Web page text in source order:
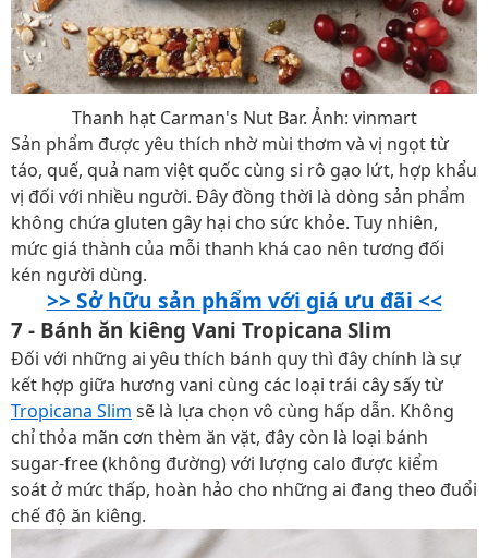
Thanh hạt Carman's Nut Bar. Ảnh: vinmart
Sản phẩm được yêu thích nhờ mùi thơm và vị ngọt từ
táo, quế, quả nam việt quốc cùng si rô gạo lứt, hợp khẩu
vị đối với nhiều người. Đây đồng thời là dòng sản phẩm
không chứa gluten gây hại cho sức khỏe. Tuy nhiên,
mức giá thành của mỗi thanh khá cao nên tương đối
kén người dùng.
>> Sở hữu sản phẩm với giá ưu đãi <<
7 - Bánh ăn kiêng Vani Tropicana Slim
Đối với những ai yêu thích bánh quy thì đây chính là sự
kết hợp giữa hương vani cùng các loại trái cây sấy từ
Tropicana Slim sẽ là lựa chọn vô cùng hấp dẫn. Không
chỉ thỏa mãn cơn thèm ăn vặt, đây còn là loại bánh
sugar-free (không đường) với lượng calo được kiểm
soát ở mức thấp, hoàn hảo cho những ai đang theo đuổi
chế độ ăn kiêng.